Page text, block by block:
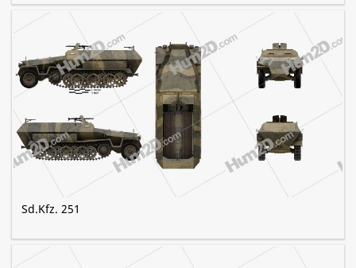
Sd.Kfz. 251